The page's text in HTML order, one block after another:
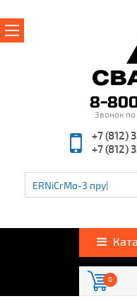
Производители
Полезная
Гарантия и возврат
8-
Звонок
+7 (812)
+7 (812)
0